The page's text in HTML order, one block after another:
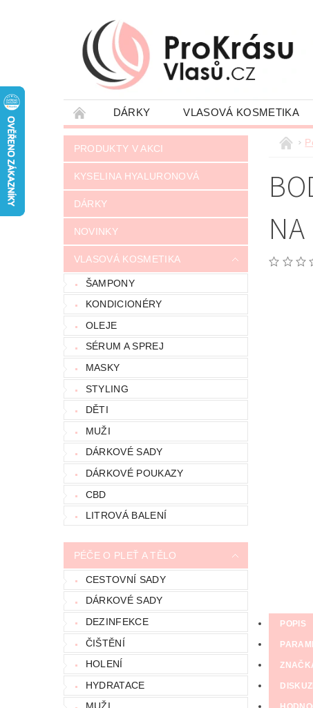
DÁRKY VLASOVÁ KOSMETIKA
JAK NAKUPOVAT VRÁCENÍ ZÁSILKY
NAPIŠTE NÁM OBCHODNÍ PODMÍNKY
PRODUKTY V AKCI
KYSELINA HYALURONOVÁ
DÁRKY
NOVINKY
VLASOVÁ KOSMETIKA
ŠAMPONY
KONDICIONÉRY
OLEJE
SÉRUM A SPREJ
MASKY
STYLING
DĚTI
MUŽI
DÁRKOVÉ SADY
DÁRKOVÉ POUKAZY
CBD
LITROVÁ BALENÍ
PÉČE O PLEŤ A TĚLO
CESTOVNÍ SADY
DÁRKOVÉ SADY
DEZINFEKCE
ČIŠTĚNÍ
HOLENÍ
HYDRATACE
POPIS